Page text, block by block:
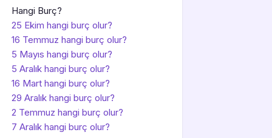
Hangi Burç?
25 Ekim hangi burç olur?
16 Temmuz hangi burç olur?
5 Mayıs hangi burç olur?
5 Aralık hangi burç olur?
16 Mart hangi burç olur?
29 Aralık hangi burç olur?
2 Temmuz hangi burç olur?
7 Aralık hangi burç olur?